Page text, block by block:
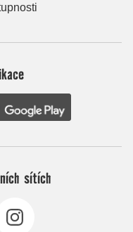
sítích